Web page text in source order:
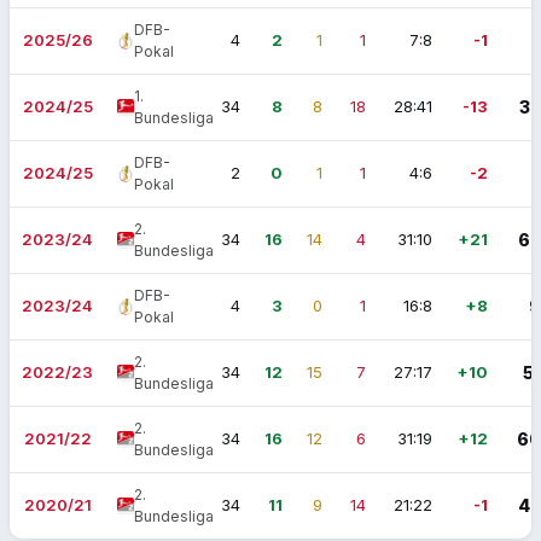
2025/26
DFB-
Pokal
4 2 1 1 7:8 -1
2024/25
1.
Bundesliga
34 8 8 18 28:41 -13 32
2024/25
DFB-
Pokal
2 0 1 1 4:6 -2
2023/24
2.
Bundesliga
34 16 14 4 31:10 +21 62
2023/24
DFB-
Pokal
4 3 0 1 16:8 +8 9
2022/23
2.
Bundesliga
34 12 15 7 27:17 +10 51
2021/22
2.
Bundesliga
34 16 12 6 31:19 +12 60
2020/21
2.
Bundesliga
34 11 9 14 21:22 -1 42